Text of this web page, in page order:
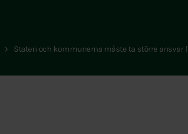
Staten och kommunerna måste ta större